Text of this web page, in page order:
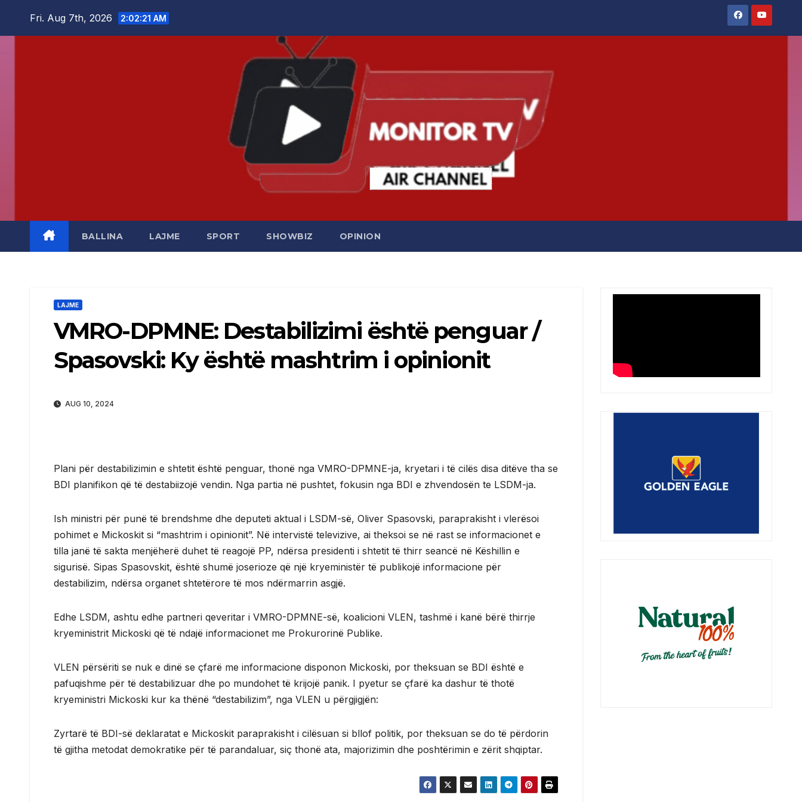
Fri. Aug 7th, 2026 2:02:21 AM
BALLINA LAJME SPORT SHOWBIZ OPINION
LAJME
VMRO-DPMNE: Destabilizimi është penguar /
Spasovski: Ky është mashtrim i opinionit
AUG 10, 2024
Plani për destabilizimin e shtetit është penguar, thonë nga VMRO-DPMNE-ja, kryetari i të cilës disa ditëve tha se
BDI planifikon që të destabiizojë vendin. Nga partia në pushtet, fokusin nga BDI e zhvendosën te LSDM-ja.
Ish ministri për punë të brendshme dhe deputeti aktual i LSDM-së, Oliver Spasovski, paraprakisht i vlerësoi
pohimet e Mickoskit si “mashtrim i opinionit”. Në intervistë televizive, ai theksoi se në rast se informacionet e
tilla janë të sakta menjëherë duhet të reagojë PP, ndërsa presidenti i shtetit të thirr seancë në Këshillin e
sigurisë. Sipas Spasovskit, është shumë joserioze që një kryeministër të publikojë informacione për
destabilizim, ndërsa organet shtetërore të mos ndërmarrin asgjë.
Edhe LSDM, ashtu edhe partneri qeveritar i VMRO-DPMNE-së, koalicioni VLEN, tashmë i kanë bërë thirrje
kryeministrit Mickoski që të ndajë informacionet me Prokurorinë Publike.
VLEN përsëriti se nuk e dinë se çfarë me informacione disponon Mickoski, por theksuan se BDI është e
pafuqishme për të destabilizuar dhe po mundohet të krijojë panik. I pyetur se çfarë ka dashur të thotë
kryeministri Mickoski kur ka thënë “destabilizim”, nga VLEN u përgjigjën:
Zyrtarë të BDI-së deklaratat e Mickoskit paraprakisht i cilësuan si bllof politik, por theksuan se do të përdorin
të gjitha metodat demokratike për të parandaluar, siç thonë ata, majorizimin dhe poshtërimin e zërit shqiptar.